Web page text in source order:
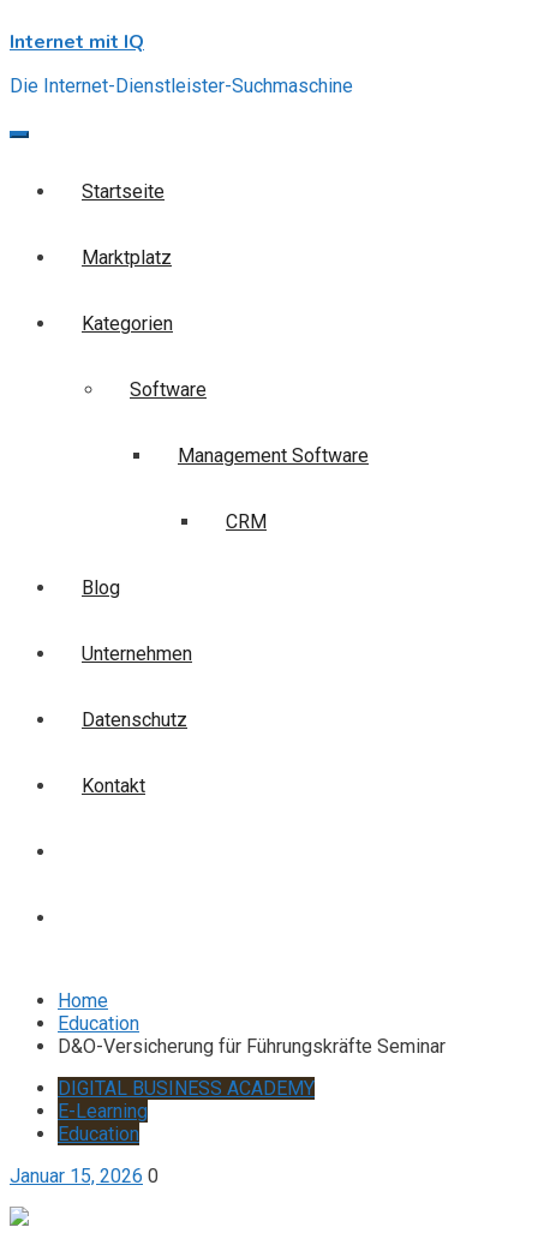
to
Internet mit IQ
Die Internet-Dienstleister-Suchmaschine
Startseite
Marktplatz
Kategorien
Software
Management Software
CRM
Blog
Unternehmen
Datenschutz
Kontakt
Home
Education
D&O-Versicherung für Führungskräfte Seminar
DIGITAL BUSINESS ACADEMY
E-Learning
Education
Januar 15, 2026 0